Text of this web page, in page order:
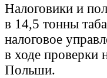
Налоговики и
в 14,5 тонны
налоговое
в ходе проверки
Польши.